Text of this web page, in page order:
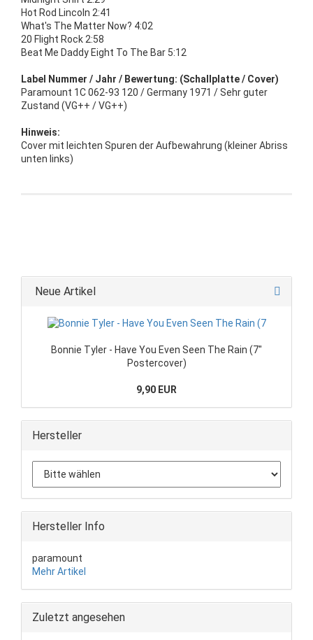
Hot Rod Lincoln 2:41
What's The Matter Now? 4:02
20 Flight Rock 2:58
Beat Me Daddy Eight To The Bar 5:12
Label Nummer / Jahr / Bewertung: (Schallplatte / Cover)
Paramount 1C 062-93 120 / Germany 1971 / Sehr guter
Zustand (VG++ / VG++)
Hinweis:
Cover mit leichten Spuren der Aufbewahrung (kleiner Abriss
unten links)
Neue Artikel
Bonnie Tyler - Have You Even Seen The Rain (7"
Postercover)
9,90 EUR
Hersteller
Hersteller Info
paramount
Mehr Artikel
Zuletzt angesehen